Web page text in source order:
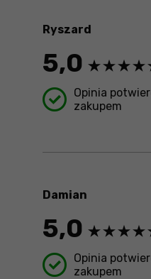
Ryszard
5,0
Opinia
zakupem
Damian
5,0
Opinia
zakupem